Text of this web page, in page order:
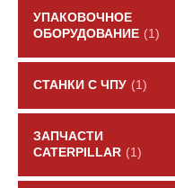
УПАКОВОЧНОЕ
ОБОРУДОВАНИЕ (1)
СТАНКИ С ЧПУ (1)
ЗАПЧАСТИ
CATERPILLAR (1)